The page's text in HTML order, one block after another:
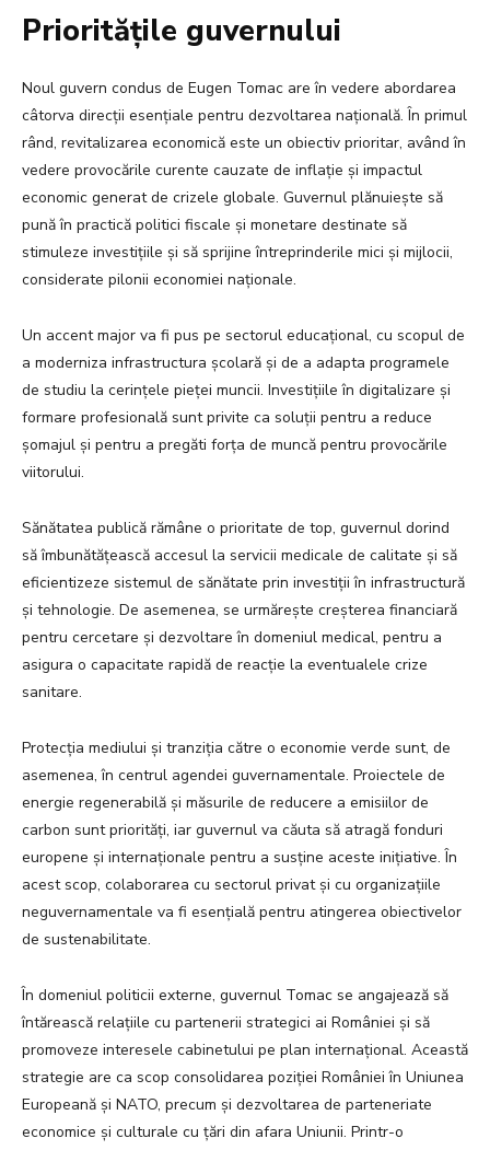
Prioritățile guvernului
Noul guvern condus de Eugen Tomac are în vedere abordarea
câtorva direcții esențiale pentru dezvoltarea națională. În primul
rând, revitalizarea economică este un obiectiv prioritar, având în
vedere provocările curente cauzate de inflație și impactul
economic generat de crizele globale. Guvernul plănuiește să
pună în practică politici fiscale și monetare destinate să
stimuleze investițiile și să sprijine întreprinderile mici și mijlocii,
considerate pilonii economiei naționale.
Un accent major va fi pus pe sectorul educațional, cu scopul de
a moderniza infrastructura școlară și de a adapta programele
de studiu la cerințele pieței muncii. Investițiile în digitalizare și
formare profesională sunt privite ca soluții pentru a reduce
șomajul și pentru a pregăti forța de muncă pentru provocările
viitorului.
Sănătatea publică rămâne o prioritate de top, guvernul dorind
să îmbunătățească accesul la servicii medicale de calitate și să
eficientizeze sistemul de sănătate prin investiții în infrastructură
și tehnologie. De asemenea, se urmărește creșterea financiară
pentru cercetare și dezvoltare în domeniul medical, pentru a
asigura o capacitate rapidă de reacție la eventualele crize
sanitare.
Protecția mediului și tranziția către o economie verde sunt, de
asemenea, în centrul agendei guvernamentale. Proiectele de
energie regenerabilă și măsurile de reducere a emisiilor de
carbon sunt priorități, iar guvernul va căuta să atragă fonduri
europene și internaționale pentru a susține aceste inițiative. În
acest scop, colaborarea cu sectorul privat și cu organizațiile
neguvernamentale va fi esențială pentru atingerea obiectivelor
de sustenabilitate.
În domeniul politicii externe, guvernul Tomac se angajează să
întărească relațiile cu partenerii strategici ai României și să
promoveze interesele cabinetului pe plan internațional. Această
strategie are ca scop consolidarea poziției României în Uniunea
Europeană și NATO, precum și dezvoltarea de parteneriate
economice și culturale cu țări din afara Uniunii. Printr-o